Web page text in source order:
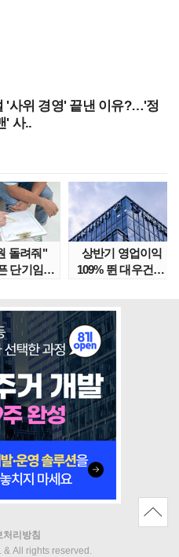
'사위 경영' 끝낸 이유?…'정
' 사..
돌려줘"
단기임대
상반기 영업이익
109% 뛴 대우건설,
처리방침
All rights reserved.